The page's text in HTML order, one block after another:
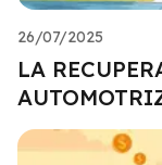
26/07/2025
LA